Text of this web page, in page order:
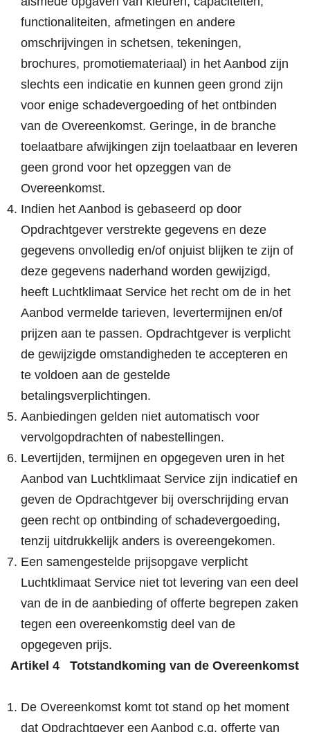
functionaliteiten, afmetingen en andere
omschrijvingen in schetsen, tekeningen,
brochures, promotiemateriaal) in het Aanbod zijn
slechts een indicatie en kunnen geen grond zijn
voor enige schadevergoeding of het ontbinden
van de Overeenkomst. Geringe, in de branche
toelaatbare afwijkingen zijn toelaatbaar en leveren
geen grond voor het opzeggen van de
Overeenkomst.
Indien het Aanbod is gebaseerd op door
Opdrachtgever verstrekte gegevens en deze
gegevens onvolledig en/of onjuist blijken te zijn of
deze gegevens naderhand worden gewijzigd,
heeft Luchtklimaat Service het recht om de in het
Aanbod vermelde tarieven, levertermijnen en/of
prijzen aan te passen. Opdrachtgever is verplicht
de gewijzigde omstandigheden te accepteren en
te voldoen aan de gestelde
betalingsverplichtingen.
Aanbiedingen gelden niet automatisch voor
vervolgopdrachten of nabestellingen.
Levertijden, termijnen en opgegeven uren in het
Aanbod van Luchtklimaat Service zijn indicatief en
geven de Opdrachtgever bij overschrijding ervan
geen recht op ontbinding of schadevergoeding,
tenzij uitdrukkelijk anders is overeengekomen.
Een samengestelde prijsopgave verplicht
Luchtklimaat Service niet tot levering van een deel
van de in de aanbieding of offerte begrepen zaken
tegen een overeenkomstig deel van de
opgegeven prijs.
Artikel 4 Totstandkoming van de Overeenkomst
De Overeenkomst komt tot stand op het moment
dat Opdrachtgever een Aanbod c.q. offerte van